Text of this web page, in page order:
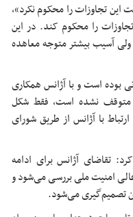
این تجاوزات را محکوم نکرد»،
را محکوم کند. در این
آسیب بیشتر متوجه معاهده
بوده است و با آژانس همکاری
متوقف نشده است، فقط شکل
با آژانس از طریق شورای
تقاضای آژانس برای ادامه
امنیت ملی بررسی می‌شود و
آن تصمیم‌گیری می‌شود.